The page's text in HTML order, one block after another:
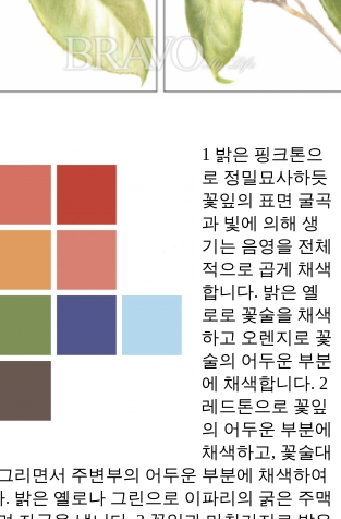
1 밝은 핑크톤으
로 정밀묘사하듯
꽃잎의 표면 굴곡
과 빛에 의해 생
기는 음영을 전체
적으로 곱게 채색
합니다. 밝은 옐
로로 꽃술을 채색
하고 오렌지로 꽃
술의 어두운 부분
에 채색합니다. 2
레드톤으로 꽃잎
의 어두운 부분에
채색하고, 꽃술대
리면서 주변부의 어두운 부분에 채색하여
밝은 옐로나 그린으로 이파리의 굵은 주맥